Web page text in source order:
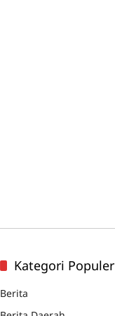
Kategori Populer
Berita